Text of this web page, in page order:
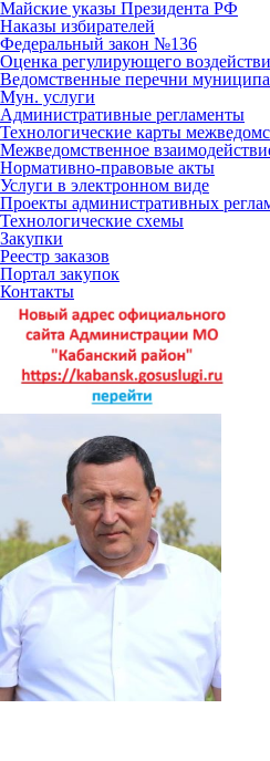
Майские указы Президента РФ
Наказы избирателей
Федеральный закон №136
Оценка регулирующего
Ведомственные перечни
Мун. услуги
Административные регламенты
Технологические карты
Межведомственное
Нормативно-правовые акты
Услуги в электронном виде
Проекты административных
Технологические схемы
Закупки
Реестр заказов
Портал закупок
Контакты